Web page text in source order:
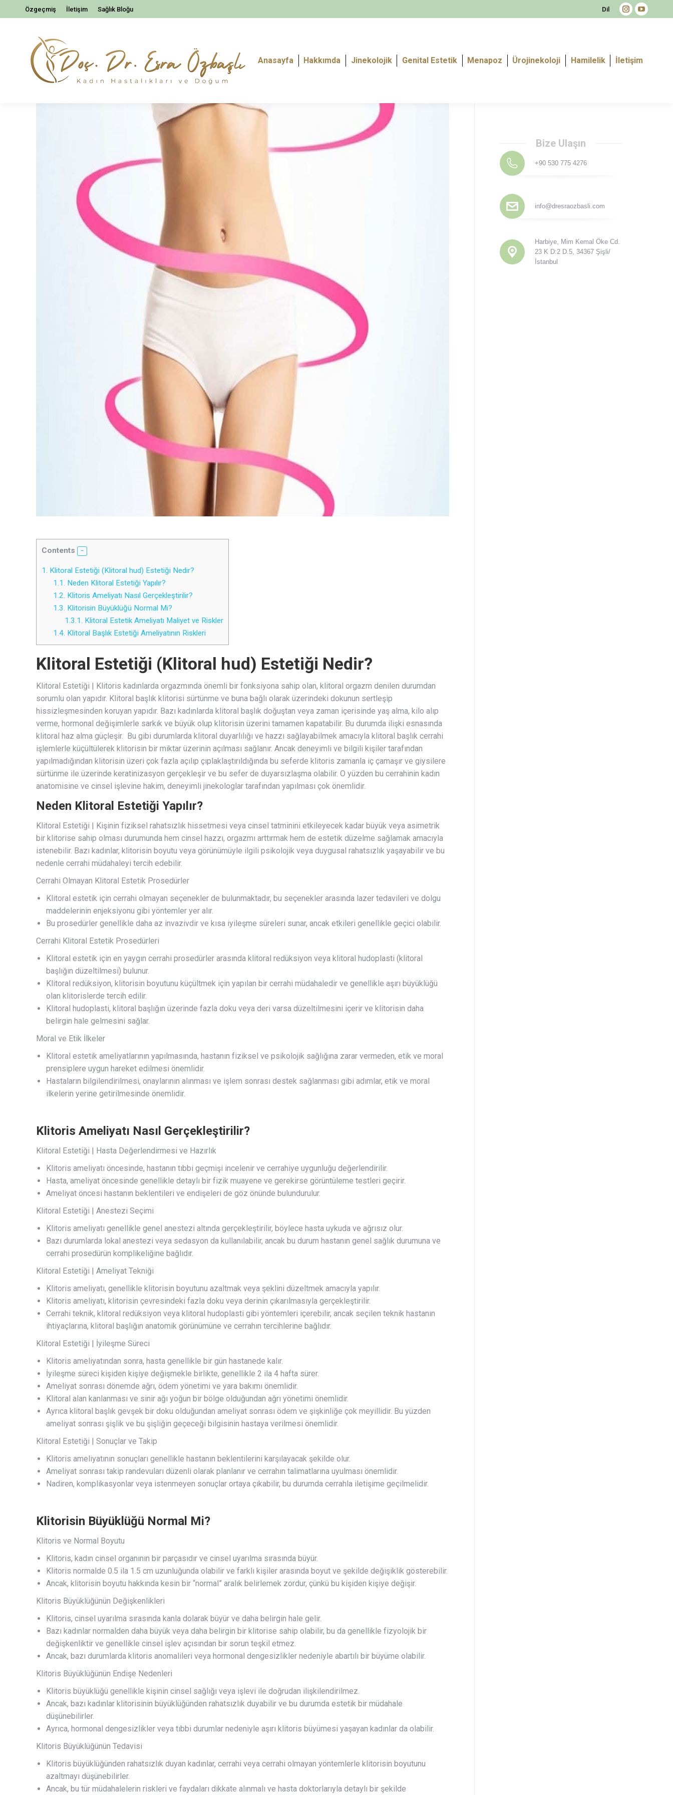
Özgeçmiş İletişim Sağlık Bloğu Dil
Instagram
new
YouTube
Anasayfa Hakkımda Jinekolojik Genital Estetik Menapoz Ürojinekoloji Hamilelik İletişim
Contents
1. Klitoral Estetiği (Klitoral hud) Estetiği Nedir?
1.1. Neden Klitoral Estetiği Yapılır?
1.2. Klitoris Ameliyatı Nasıl Gerçekleştirilir?
1.3. Klitorisin Büyüklüğü Normal Mi?
1.3.1. Klitoral Estetik Ameliyatı Maliyet ve Riskler
1.4. Klitoral Başlık Estetiği Ameliyatının Riskleri
Klitoral Estetiği (Klitoral hud) Estetiği Nedir?
Klitoral Estetiği | Klitoris kadınlarda orgazmında önemli bir fonksiyona sahip olan, klitoral orgazm denilen durumdan
sorumlu olan yapıdır. Klitoral başlık klitorisi sürtünme ve buna bağlı olarak üzerindeki dokunun sertleşip
hissizleşmesinden koruyan yapıdır. Bazı kadınlarda klitoral başlık doğuştan veya zaman içerisinde yaş alma, kilo alıp
verme, hormonal değişimlerle sarkık ve büyük olup klitorisin üzerini tamamen kapatabilir. Bu durumda ilişki esnasında
klitoral haz alma güçleşir. Bu gibi durumlarda klitoral duyarlılığı ve hazzı sağlayabilmek amacıyla klitoral başlık cerrahi
işlemlerle küçültülerek klitorisin bir miktar üzerinin açılması sağlanır. Ancak deneyimli ve bilgili kişiler tarafından
yapılmadığından klitorisin üzeri çok fazla açılıp çıplaklaştırıldığında bu seferde klitoris zamanla iç çamaşır ve giysilere
sürtünme ile üzerinde keratinizasyon gerçekleşir ve bu sefer de duyarsızlaşma olabilir. O yüzden bu cerrahinin kadın
anatomisine ve cinsel işlevine hakim, deneyimli jinekologlar tarafından yapılması çok önemlidir.
Neden Klitoral Estetiği Yapılır?
Klitoral Estetiği | Kişinin fiziksel rahatsızlık hissetmesi veya cinsel tatminini etkileyecek kadar büyük veya asimetrik
bir klitorise sahip olması durumunda hem cinsel hazzı, orgazmı arttırmak hem de estetik düzelme sağlamak amacıyla
istenebilir. Bazı kadınlar, klitorisin boyutu veya görünümüyle ilgili psikolojik veya duygusal rahatsızlık yaşayabilir ve bu
nedenle cerrahi müdahaleyi tercih edebilir.
Cerrahi Olmayan Klitoral Estetik Prosedürler
Klitoral estetik için cerrahi olmayan seçenekler de bulunmaktadır, bu seçenekler arasında lazer tedavileri ve dolgu
maddelerinin enjeksiyonu gibi yöntemler yer alır.
Bu prosedürler genellikle daha az invazivdir ve kısa iyileşme süreleri sunar, ancak etkileri genellikle geçici olabilir.
Cerrahi Klitoral Estetik Prosedürleri
Klitoral estetik için en yaygın cerrahi prosedürler arasında klitoral redüksiyon veya klitoral hudoplasti (klitoral
başlığın düzeltilmesi) bulunur.
Klitoral redüksiyon, klitorisin boyutunu küçültmek için yapılan bir cerrahi müdahaledir ve genellikle aşırı büyüklüğü
olan klitorislerde tercih edilir.
Klitoral hudoplasti, klitoral başlığın üzerinde fazla doku veya deri varsa düzeltilmesini içerir ve klitorisin daha
belirgin hale gelmesini sağlar.
Moral ve Etik İlkeler
Klitoral estetik ameliyatlarının yapılmasında, hastanın fiziksel ve psikolojik sağlığına zarar vermeden, etik ve moral
prensiplere uygun hareket edilmesi önemlidir.
Hastaların bilgilendirilmesi, onaylarının alınması ve işlem sonrası destek sağlanması gibi adımlar, etik ve moral
ilkelerin yerine getirilmesinde önemlidir.
Klitoris Ameliyatı Nasıl Gerçekleştirilir?
Klitoral Estetiği | Hasta Değerlendirmesi ve Hazırlık
Klitoris ameliyatı öncesinde, hastanın tıbbi geçmişi incelenir ve cerrahiye uygunluğu değerlendirilir.
Hasta, ameliyat öncesinde genellikle detaylı bir fizik muayene ve gerekirse görüntüleme testleri geçirir.
Ameliyat öncesi hastanın beklentileri ve endişeleri de göz önünde bulundurulur.
Klitoral Estetiği | Anestezi Seçimi
Klitoris ameliyatı genellikle genel anestezi altında gerçekleştirilir, böylece hasta uykuda ve ağrısız olur.
Bazı durumlarda lokal anestezi veya sedasyon da kullanılabilir, ancak bu durum hastanın genel sağlık durumuna ve
cerrahi prosedürün komplikeliğine bağlıdır.
Klitoral Estetiği | Ameliyat Tekniği
Klitoris ameliyatı, genellikle klitorisin boyutunu azaltmak veya şeklini düzeltmek amacıyla yapılır.
Klitoris ameliyatı, klitorisin çevresindeki fazla doku veya derinin çıkarılmasıyla gerçekleştirilir.
Cerrahi teknik, klitoral redüksiyon veya klitoral hudoplasti gibi yöntemleri içerebilir, ancak seçilen teknik hastanın
ihtiyaçlarına, klitoral başlığın anatomik görünümüne ve cerrahın tercihlerine bağlıdır.
Klitoral Estetiği | İyileşme Süreci
Klitoris ameliyatından sonra, hasta genellikle bir gün hastanede kalır.
İyileşme süreci kişiden kişiye değişmekle birlikte, genellikle 2 ila 4 hafta sürer.
Ameliyat sonrası dönemde ağrı, ödem yönetimi ve yara bakımı önemlidir.
Klitoral alan kanlanması ve sinir ağı yoğun bir bölge olduğundan ağrı yönetimi önemlidir.
Ayrıca klitoral başlık gevşek bir doku olduğundan ameliyat sonrası ödem ve şişkinliğe çok meyillidir. Bu yüzden
ameliyat sonrası şişlik ve bu şişliğin geçeceği bilgisinin hastaya verilmesi önemlidir.
Klitoral Estetiği | Sonuçlar ve Takip
Klitoris ameliyatının sonuçları genellikle hastanın beklentilerini karşılayacak şekilde olur.
Ameliyat sonrası takip randevuları düzenli olarak planlanır ve cerrahın talimatlarına uyulması önemlidir.
Nadiren, komplikasyonlar veya istenmeyen sonuçlar ortaya çıkabilir, bu durumda cerrahla iletişime geçilmelidir.
Klitorisin Büyüklüğü Normal Mi?
Klitoris ve Normal Boyutu
Klitoris, kadın cinsel organının bir parçasıdır ve cinsel uyarılma sırasında büyür.
Klitoris normalde 0.5 ila 1.5 cm uzunluğunda olabilir ve farklı kişiler arasında boyut ve şekilde değişiklik gösterebilir.
Ancak, klitorisin boyutu hakkında kesin bir “normal” aralık belirlemek zordur, çünkü bu kişiden kişiye değişir.
Klitoris Büyüklüğünün Değişkenlikleri
Klitoris, cinsel uyarılma sırasında kanla dolarak büyür ve daha belirgin hale gelir.
Bazı kadınlar normalden daha büyük veya daha belirgin bir klitorise sahip olabilir, bu da genellikle fizyolojik bir
değişkenliktir ve genellikle cinsel işlev açısından bir sorun teşkil etmez.
Ancak, bazı durumlarda klitoris anomalileri veya hormonal dengesizlikler nedeniyle abartılı bir büyüme olabilir.
Klitoris Büyüklüğünün Endişe Nedenleri
Klitoris büyüklüğü genellikle kişinin cinsel sağlığı veya işlevi ile doğrudan ilişkilendirilmez.
Ancak, bazı kadınlar klitorisinin büyüklüğünden rahatsızlık duyabilir ve bu durumda estetik bir müdahale
düşünebilirler.
Ayrıca, hormonal dengesizlikler veya tıbbi durumlar nedeniyle aşırı klitoris büyümesi yaşayan kadınlar da olabilir.
Klitoris Büyüklüğünün Tedavisi
Klitoris büyüklüğünden rahatsızlık duyan kadınlar, cerrahi veya cerrahi olmayan yöntemlerle klitorisin boyutunu
azaltmayı düşünebilirler.
Ancak, bu tür müdahalelerin riskleri ve faydaları dikkate alınmalı ve hasta doktorlarıyla detaylı bir şekilde
Bize Ulaşın
+90 530 775 4276
info@dresraozbasli.com
Harbiye, Mim Kemal Öke Cd.
23 K D:2 D.5, 34367 Şişli/
İstanbul